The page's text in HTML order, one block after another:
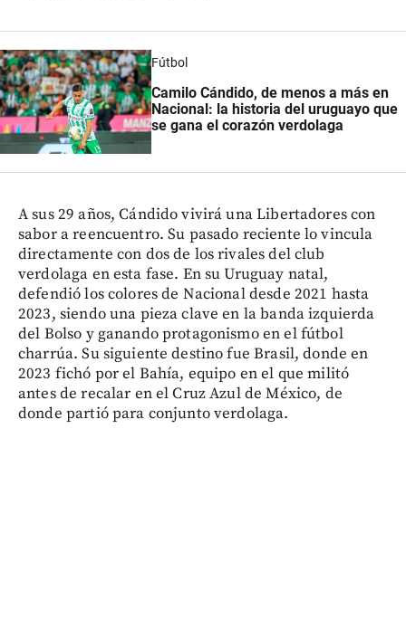
Fútbol
Camilo Cándido, de menos a más en
Nacional: la historia del uruguayo que
se gana el corazón verdolaga
A sus 29 años, Cándido vivirá una Libertadores con
sabor a reencuentro. Su pasado reciente lo vincula
directamente con dos de los rivales del club
verdolaga en esta fase. En su Uruguay natal,
defendió los colores de Nacional desde 2021 hasta
2023, siendo una pieza clave en la banda izquierda
del Bolso y ganando protagonismo en el fútbol
charrúa. Su siguiente destino fue Brasil, donde en
2023 fichó por el Bahía, equipo en el que militó
antes de recalar en el Cruz Azul de México, de
donde partió para conjunto verdolaga.